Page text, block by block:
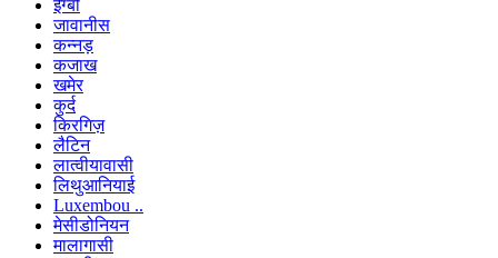
ईग्बो
जावानीस
कन्नड़
कजाख
खमेर
कुर्द
किरगिज़
लैटिन
लात्वीयावासी
लिथुआनियाई
Luxembou ..
मेसीडोनियन
मालागासी